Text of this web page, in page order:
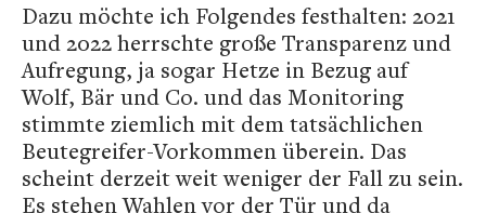
Dazu möchte ich Folgendes festhalten: 2021
und 2022 herrschte große Transparenz und
Aufregung, ja sogar Hetze in Bezug auf
Wolf, Bär und Co. und das Monitoring
stimmte ziemlich mit dem tatsächlichen
Beutegreifer-Vorkommen überein. Das
scheint derzeit weit weniger der Fall zu sein.
Es stehen Wahlen vor der Tür und da